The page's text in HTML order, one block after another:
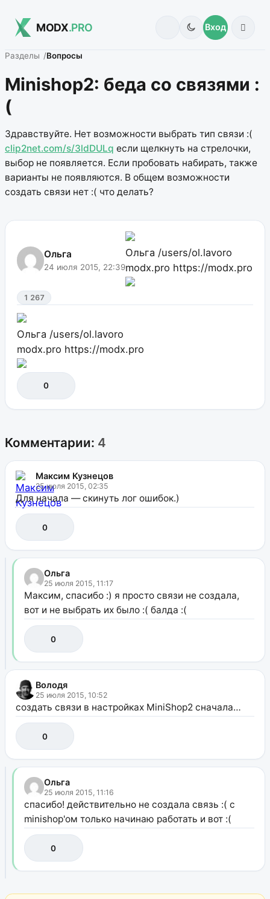
MODX.PRO Вход
Разделы Вопросы
Minishop2: беда со связями :
(
Здравствуйте. Нет возможности выбрать тип связи :(
clip2net.com/s/3ldDULq если щелкнуть на стрелочки,
выбор не появляется. Если пробовать набирать, также
варианты не появляются. В общем возможности
создать связи нет :( что делать?
Ольга
24 июля 2015, 22:39
Ольга /users/ol.lavoro
modx.pro https://modx.pro
1 267
Ольга /users/ol.lavoro
modx.pro https://modx.pro
0
Комментарии: 4
Максим Кузнецов
25 июля 2015, 02:35
Для начала — скинуть лог ошибок.)
0
Ольга
25 июля 2015, 11:17
Максим, спасибо :) я просто связи не создала,
вот и не выбрать их было :( балда :(
0
Володя
25 июля 2015, 10:52
создать связи в настройках MiniShop2 сначала…
0
Ольга
25 июля 2015, 11:16
спасибо! действительно не создала связь :( с
minishop'ом только начинаю работать и вот :(
0